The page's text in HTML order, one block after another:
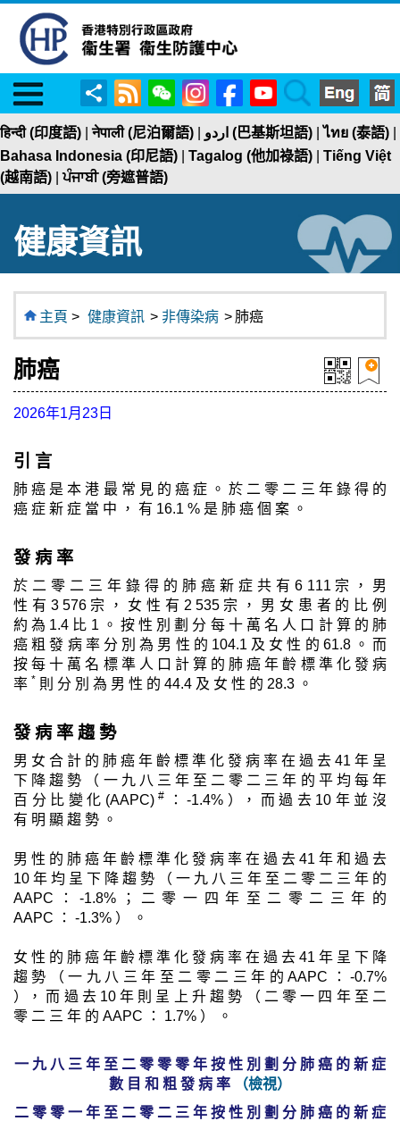
Menu
分
享
RSS WeChatInstagramFacebookYouTubeSearch
हिन्दी (印度語) |नेपाली (尼泊爾語) اردو (巴基斯坦語) |ไทย (泰語)
Bahasa Indonesia (印尼語)
Tagalog (他加祿語)
Tiếng Việt
(越南語) |ਪੰਜਾਬੀ (旁遮普語)
健康資訊
主頁 > 健康資訊 > 非傳染病 > 肺癌
肺癌
2026年1月23日
引 言
肺 癌 是 本 港 最 常 見 的 癌 症 。 於 二 零 二 三 年 錄 得 的
癌 症 新 症 當 中 ， 有 16.1 % 是 肺 癌 個 案 。
發 病 率
於 二 零 二 三 年 錄 得 的 肺 癌 新 症 共 有 6 111 宗 ， 男
性 有 3 576 宗 ， 女 性 有 2 535 宗 ， 男 女 患 者 的 比 例
約 為 1.4 比 1 。 按 性 別 劃 分 每 十 萬 名 人 口 計 算 的 肺
癌 粗 發 病 率 分 別 為 男 性 的 104.1 及 女 性 的 61.8 。 而
按 每 十 萬 名 標 準 人 口 計 算 的 肺 癌 年 齡 標 準 化 發 病
率 * 則 分 別 為 男 性 的 44.4 及 女 性 的 28.3 。
發 病 率 趨 勢
男 女 合 計 的 肺 癌 年 齡 標 準 化 發 病 率 在 過 去 41 年 呈
下 降 趨 勢 （ 一 九 八 三 年 至 二 零 二 三 年 的 平 均 每 年
百 分 比 變 化 (AAPC)#
： -1.4% ）， 而 過 去 10 年 並 沒
有 明 顯 趨 勢 。
男 性 的 肺 癌 年 齡 標 準 化 發 病 率 在 過 去 41 年 和 過 去
10 年 均 呈 下 降 趨 勢 （ 一 九 八 三 年 至 二 零 二 三 年 的
AAPC ： -1.8% ； 二 零 一 四 年 至 二 零 二 三 年 的
AAPC ： -1.3% ） 。
女 性 的 肺 癌 年 齡 標 準 化 發 病 率 在 過 去 41 年 呈 下 降
趨 勢 （ 一 九 八 三 年 至 二 零 二 三 年 的 AAPC ： -0.7%
）， 而 過 去 10 年 則 呈 上 升 趨 勢 （ 二 零 一 四 年 至 二
零 二 三 年 的 AAPC ： 1.7% ） 。
一 九 八 三 年 至 二 零 零 零 年 按 性 別 劃 分 肺 癌 的 新 症
數 目 和 粗 發 病 率
（檢視）
二 零 零 一 年 至 二 零 二 三 年 按 性 別 劃 分 肺 癌 的 新 症